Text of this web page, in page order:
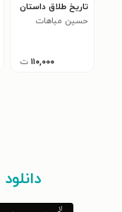
تاریخ طلاق داستان
یک مطب
حسین مباهات
۱۱۰,۰۰۰ ت